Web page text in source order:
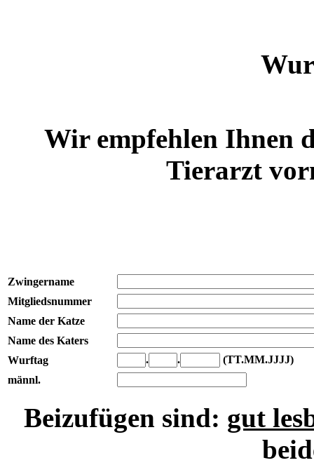
Wir empfehlen Ihnen
Tierarzt
Zwingername
Mitgliedsnummer
Name der Katze
Name des Katers
Wurftag
. .
(TT.MM.JJJJ)
männl.
Beizufügen sind: gut